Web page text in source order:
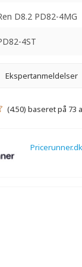
D8.2 PD82-4MG
4ST
Ekspertanmeldelser
(4.50) baseret på 73
Pricerunner.dk